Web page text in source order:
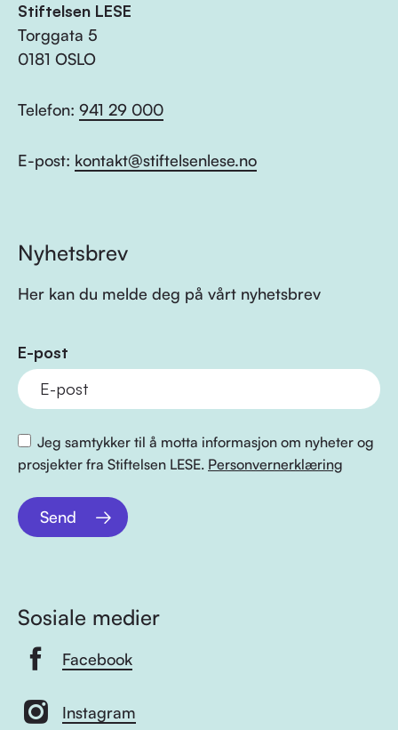
Stiftelsen LESE
Torggata 5
0181 OSLO
Telefon: 941 29 000
E-post: kontakt@stiftelsenlese.no
Nyhetsbrev
Her kan du melde deg på vårt nyhetsbrev
E-post
Jeg samtykker til å motta informasjon om nyheter og
prosjekter fra Stiftelsen LESE. Personvernerklæring
Send
Sosiale medier
Facebook
Instagram